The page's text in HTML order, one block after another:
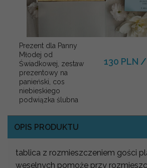
Prezent dla Panny
Młodej od
Świadkowej, zestaw
prezentowy na
panieński, cos
niebieskiego
podwiązka ślubna
130 PLN /
OPIS PRODUKTU
tablica z rozmieszczeniem gości
weselnych pomoże przy